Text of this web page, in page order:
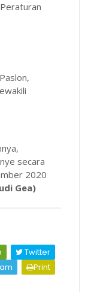
secara
2020
Gea)
Twitter
Print